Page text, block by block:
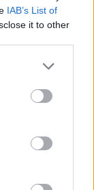
IAB’s List of
it to other
да бъдат
време за
календара
се
на фермата,